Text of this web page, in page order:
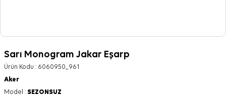
Sarı Monogram Jakar Eşarp
Ürün Kodu : 6060950_961
Aker
Model : SEZONSUZ